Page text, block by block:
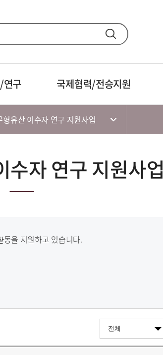
연구 국제협력/전승지원
형유산 이수자 연구 지원사업
수자 연구 지원사업
을 지원하고 있습니다.